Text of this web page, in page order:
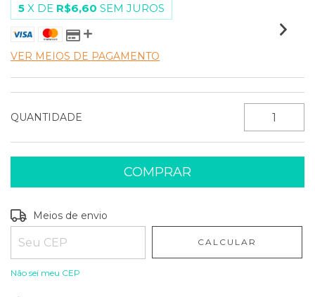
5 X DE R$6,60 SEM JUROS
VER MEIOS DE PAGAMENTO
QUANTIDADE
Entregas para o CEP:
Meios de envio
CALCULAR
Não sei meu CEP